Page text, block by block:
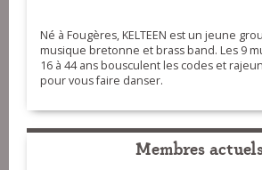
Né à Fougères, KELTEEN est un jeune
musique bretonne et brass band. Les 9
16 à 44 ans bousculent les codes et
pour vous faire danser.
Membres